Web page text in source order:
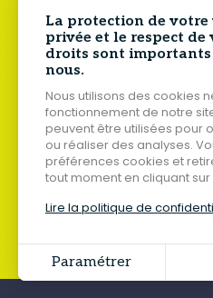
associative
Actualités
Les Associations
La protection de votre
privée et le respect de
droits sont
nous.
Nous utilisons des cookies
fonctionnement de notre
peuvent être utilisées pour
ou réaliser des analyses.
préférences cookies et
tout moment en cliquant sur
Lire la politique de
Paramétrer